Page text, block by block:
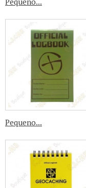
Pequeno...